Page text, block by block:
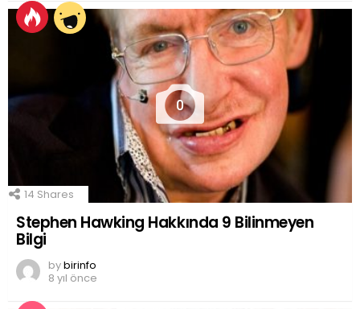
0
14 Shares
Stephen Hawking Hakkında 9 Bilinmeyen
Bilgi
bybirinfo
8 yıl önce